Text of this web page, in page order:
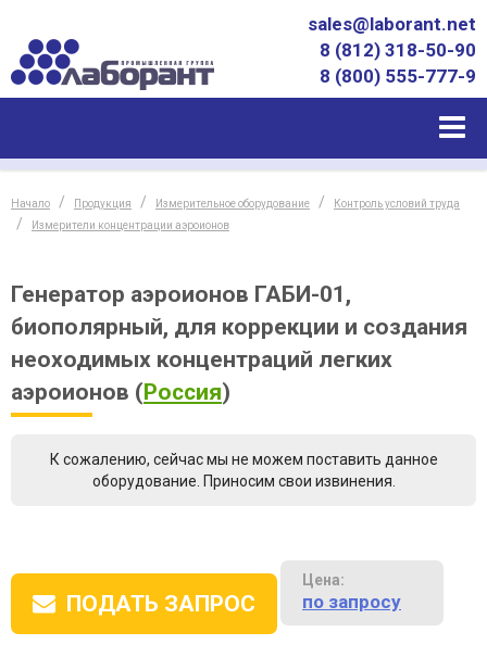
sales@laborant.net
8 (812) 318-50-90
8 (800) 555-777-9
Начало Продукция Измерительное оборудование
Контроль условий труда
Измерители концентрации аэроионов
Генератор аэроионов ГАБИ-01,
биополярный, для коррекции и создания
неоходимых концентраций легких
аэроионов (Россия)
К сожалению, сейчас мы не можем поставить данное
оборудование. Приносим свои извинения.
ПОДАТЬ ЗАПРОС
Цена:
по запросу